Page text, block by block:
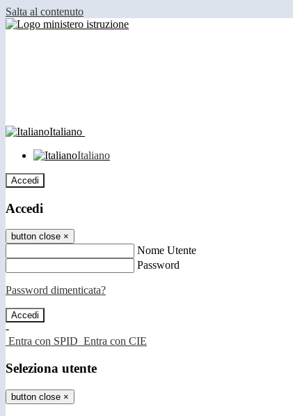
Salta al contenuto
Italiano
Italiano
Accedi
Accedi
button close ×
Nome Utente
Password
Password dimenticata?
-
Entra con SPID Entra con CIE
Seleziona utente
button close ×